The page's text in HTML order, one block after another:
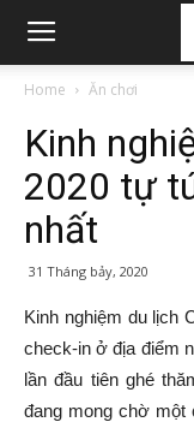
Home Ăn chơi
Kinh
2020 tự
nhất
31 Tháng bảy, 2020
Kinh nghiệm du lịch
check-in ở địa điểm
lần đầu tiên ghé
đang mong chờ một